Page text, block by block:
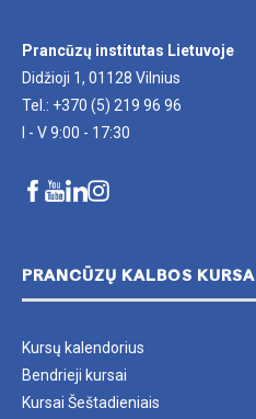
Prancūzų institutas Lietuvoje
Didžioji 1, 01128 Vilnius
Tel.: +370 (5) 219 96 96
I - V 9:00 - 17:30
PRANCŪZŲ KALBOS KURSAI
Kursų kalendorius
Bendrieji kursai
Kursai Šeštadieniais